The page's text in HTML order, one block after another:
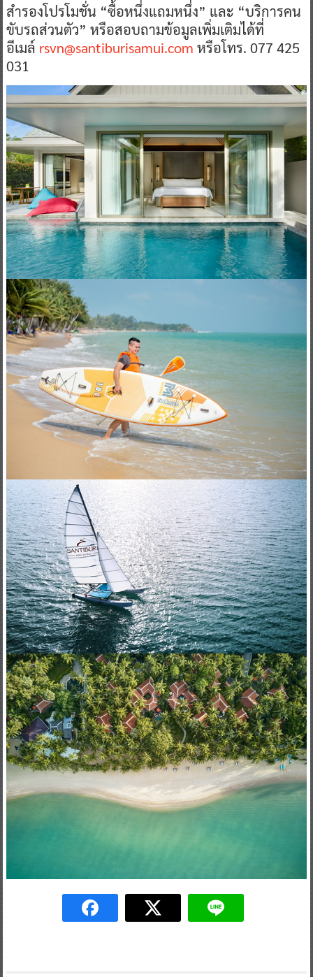
สำรองโปรโมชั่น “ซื้อหนึ่งแถมหนึ่ง” และ “บริการคน
ขับรถส่วนตัว” หรือสอบถามข้อมูลเพิ่มเติมได้ที่
อีเมล์ rsvn@santiburisamui.com หรือโทร. 077 425
031